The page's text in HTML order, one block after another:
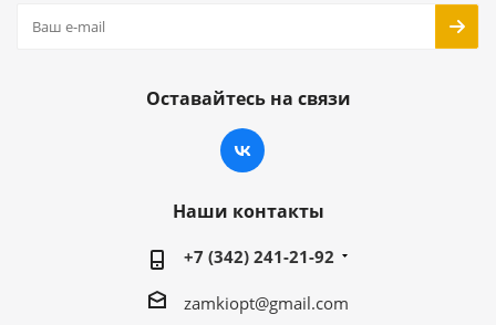
Оставайтесь на связи
Наши контакты
+7 (342) 241-21-92
zamkiopt@gmail.com